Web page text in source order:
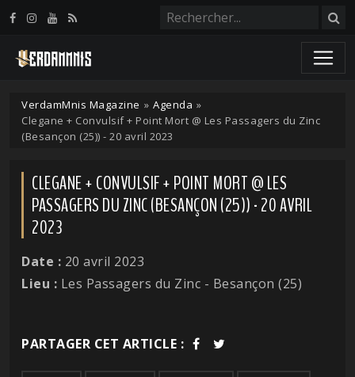
VerdamMnis Magazine » Agenda »
Clegane + Convulsif + Point Mort @ Les Passagers du Zinc
(Besançon (25)) - 20 avril 2023
CLEGANE + CONVULSIF + POINT MORT @ LES
PASSAGERS DU ZINC (BESANÇON (25)) - 20 AVRIL
2023
Date : 20 avril 2023
Lieu : Les Passagers du Zinc - Besançon (25)
PARTAGER CET ARTICLE :
Panneau de gestion des cookies